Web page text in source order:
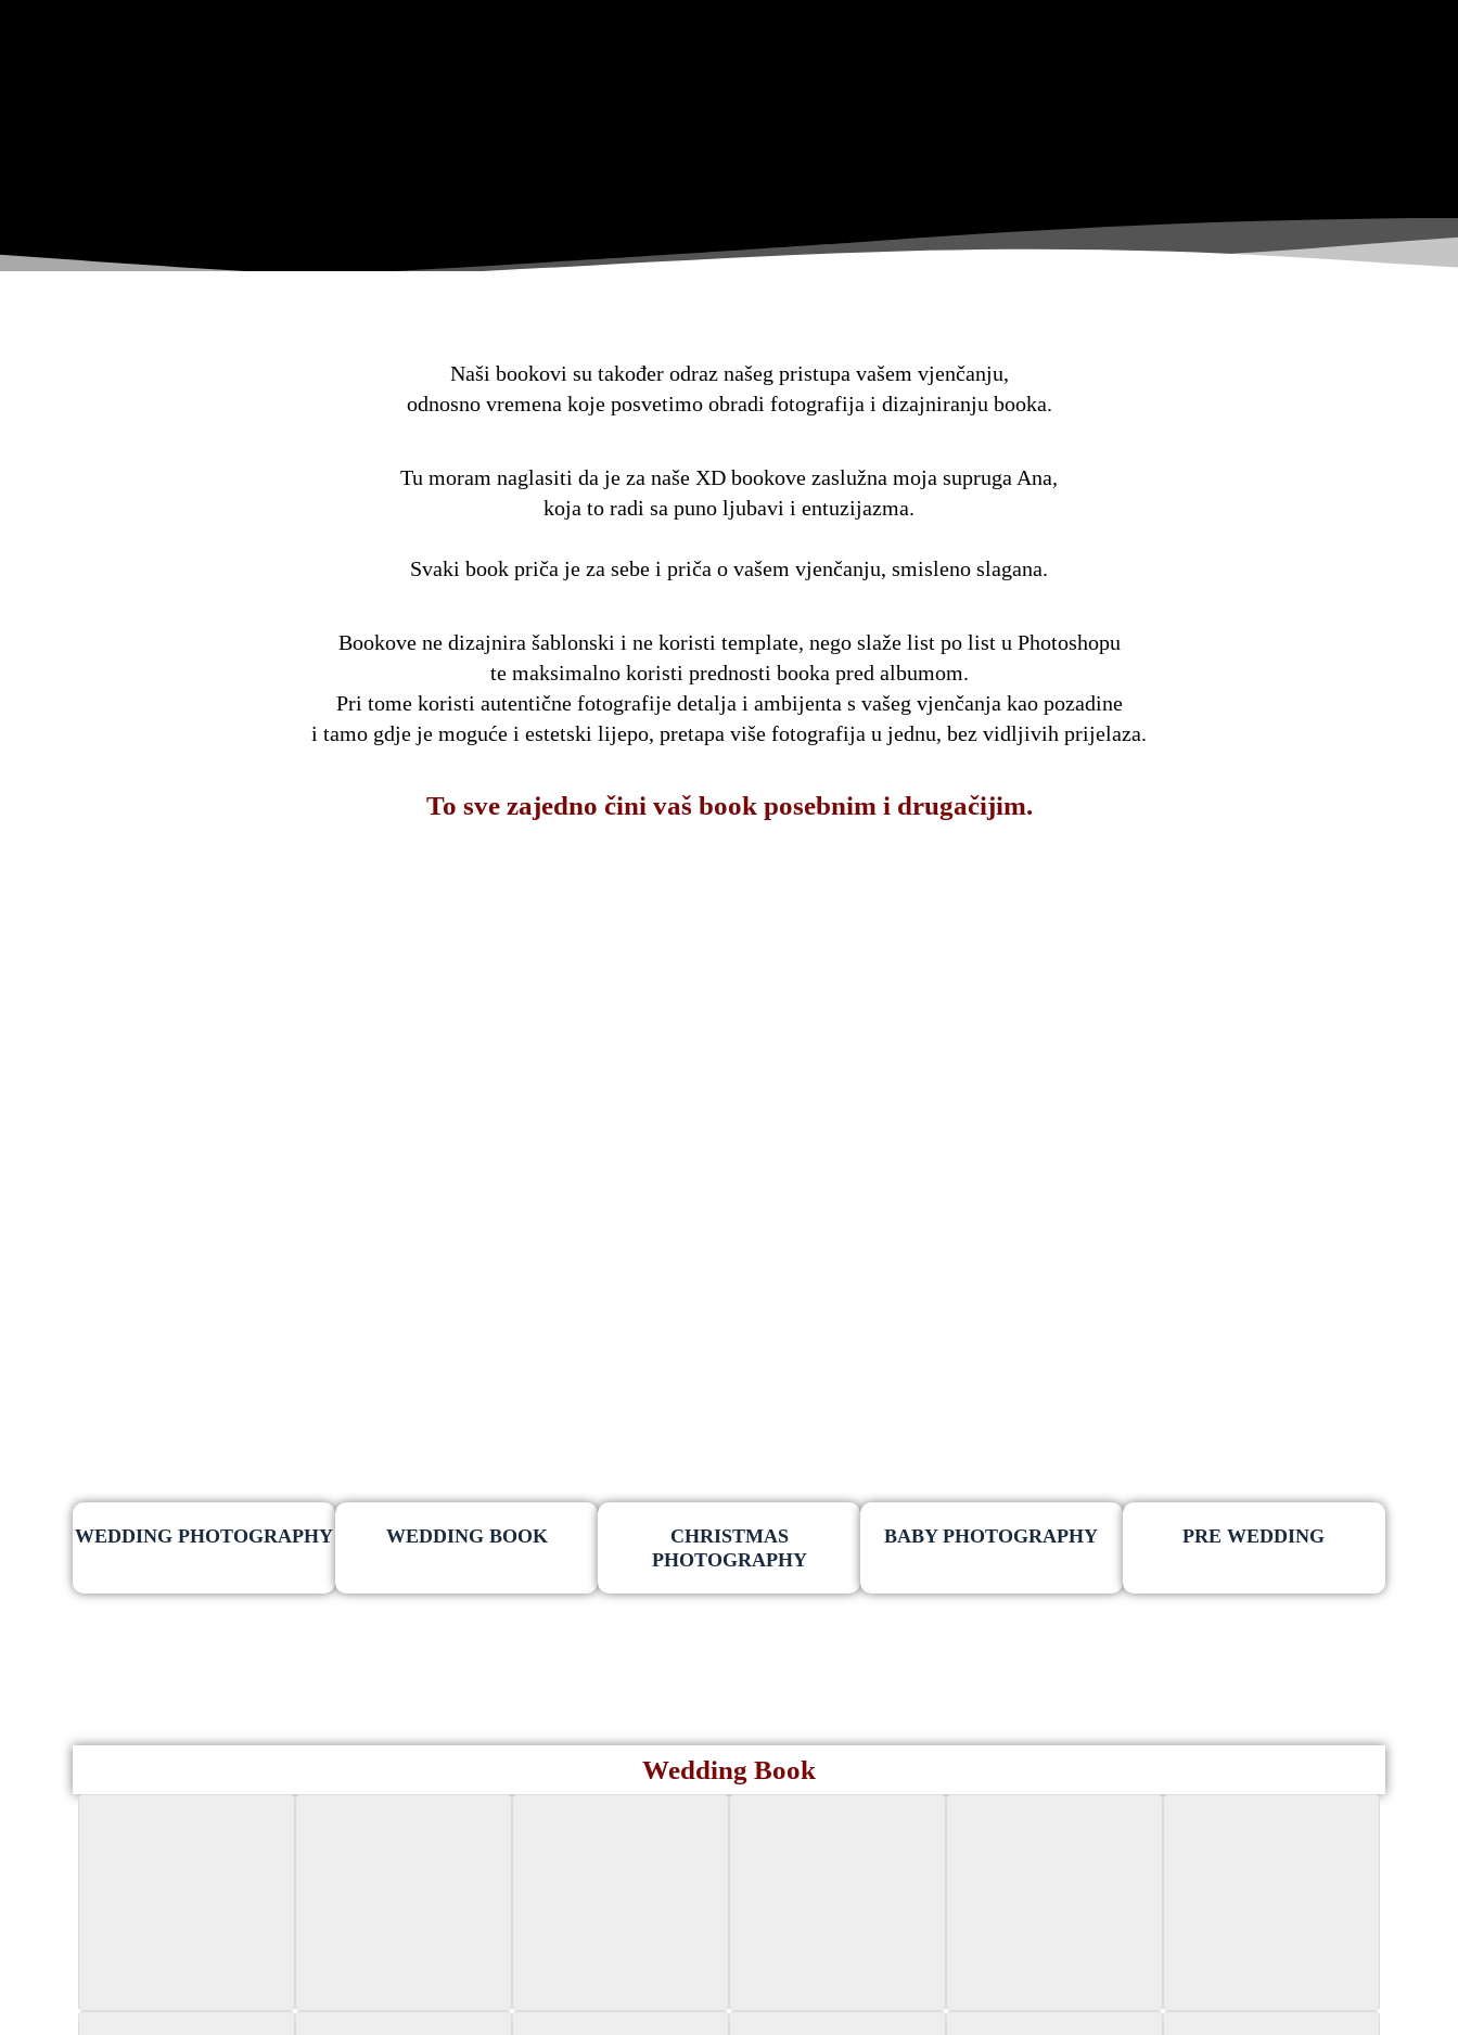
Naši bookovi su također odraz našeg pristupa vašem vjenčanju,
odnosno vremena koje posvetimo obradi fotografija i dizajniranju booka.
Tu moram naglasiti da je za naše XD bookove zaslužna moja supruga Ana,
koja to radi sa puno ljubavi i entuzijazma.
Svaki book priča je za sebe i priča o vašem vjenčanju, smisleno slagana.
Bookove ne dizajnira šablonski i ne koristi template, nego slaže list po list u Photoshopu
te maksimalno koristi prednosti booka pred albumom.
Pri tome koristi autentične fotografije detalja i ambijenta s vašeg vjenčanja kao pozadine
i tamo gdje je moguće i estetski lijepo, pretapa više fotografija u jednu, bez vidljivih prijelaza.
To sve zajedno čini vaš book posebnim i drugačijim.
WEDDING PHOTOGRAPHY WEDDING BOOK
CHRISTMAS
PHOTOGRAPHY
BABY PHOTOGRAPHY PRE WEDDING
Wedding Book